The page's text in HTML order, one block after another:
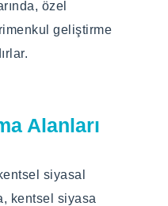
özel
geliştirme
Alanları
siyasal
kentsel siyasa